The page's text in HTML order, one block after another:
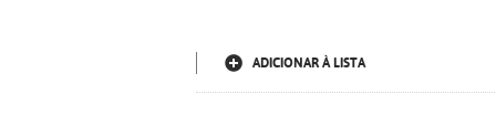
ADICIONAR À LISTA